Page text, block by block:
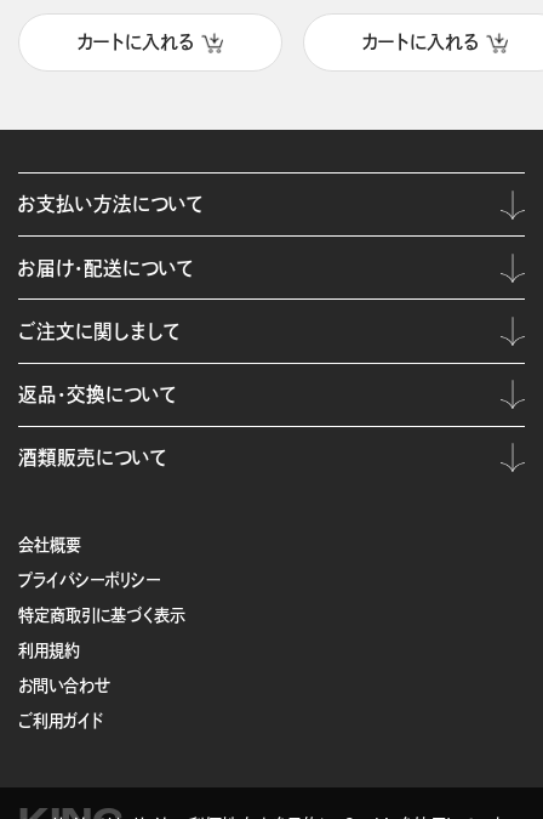
カートに入れる カートに入れる
会社概要
プライバシーポリシー
特定商取引に基づく表示
利用規約
お問い合わせ
ご利用ガイド
お支払い方法について
お届け・配送について
ご注文に関しまして
返品・交換について
酒類販売について